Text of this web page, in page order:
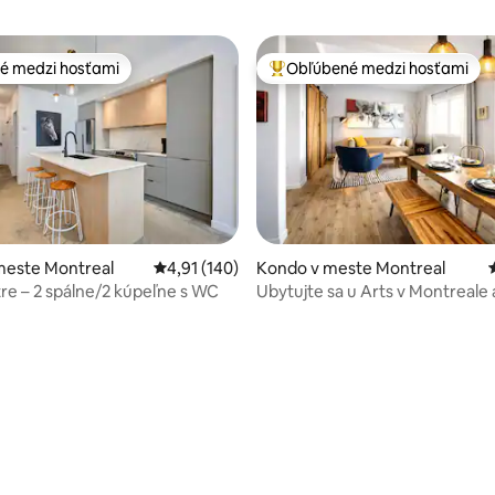
z 5, počet hodnotení: 127
medzi hosťami
medzi hosťami
Montreal Priemerné ohodnotenie 4,91 z 5, počet
4,91 (140)
– 2 spálne/2 kúpeľne s WC
Najobľúbenejšie medzi hosťami
Obľúbené medzi hosťami
Kondo v meste Montreal
Ubytujte sa u Arts v Montreale